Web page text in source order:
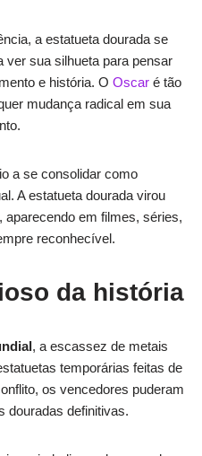
a estatueta dourada se
ver sua silhueta para pensar
e história. O Oscar é tão
mudança radical em sua
a se consolidar como
A estatueta dourada virou
aparecendo em filmes, séries,
reconhecível.
da história
, a escassez de metais
temporárias feitas de
os vencedores puderam
douradas definitivas.